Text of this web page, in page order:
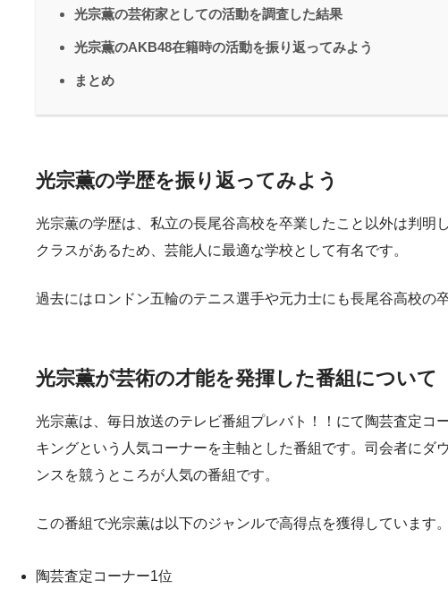
光宗薫の芸術家としての活動を調査した結果
光宗薫のAKB48在籍時の活動を振り返ってみよう
まとめ
光宗薫の学歴を振り返ってみよう
光宗薫の学歴は、私立の長尾谷高校を卒業したこと以外は判明
クラスがあるため、芸能人に最適な学校として有名です。
過去にはロンドン五輪のテニス選手や元力士にも長尾谷高校の
光宗薫が芸術の才能を発揮した番組について
光宗薫は、毎日放送のテレビ番組プレバト！！にて陶芸査定
キングという人気コーナーを主軸とした番組です。司会者に
ンスを競うところが人気の番組です。
この番組で光宗薫は以下のジャンルで高得点を獲得しています。
陶芸査定コーナー1位